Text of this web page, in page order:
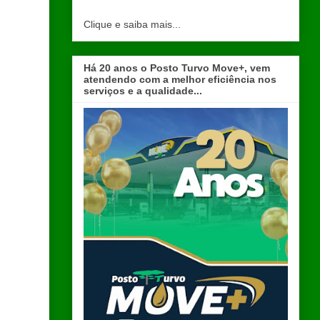
Clique e saiba mais...
Há 20 anos o Posto Turvo Move+, vem
atendendo com a melhor eficiência nos
serviços e a qualidade...